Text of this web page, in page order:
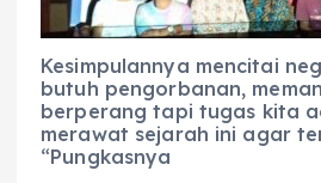
Kesimpulannya mencitai
butuh pengorbanan,
berperang tapi tugas kita
merawat sejarah ini agar
“Pungkasnya